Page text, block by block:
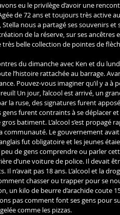
eu le privilège d’avoir une
de 72 ans et toujours très active
Stella nous a partagé ses souvenirs
de la réserve, sur ses
très belle collection de pointes de
du dimanche avec Ken et du
l’histoire rattachée au barrage.
Pouvez-vous imaginer qu’il y a
Un jour, l’alcool est arrivé, un
la ruse, des signatures furent
gens furent contraints à se déplacer
batiment. L’alcool s’est
communauté. Le gouvernement
fut obligatoire et les jeunes
peu de gens comprendre ou parler
d’une voiture de police. Il devait
Il n’avait pas 18 ans. L’alcool et la
chasser ou trapper pour se
un kilo de beurre d’arachide coute
pas comment font ses gens pour
comme les pizzas.